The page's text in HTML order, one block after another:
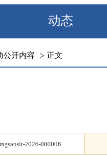
动态
公开内容 > 正文
2026-000006